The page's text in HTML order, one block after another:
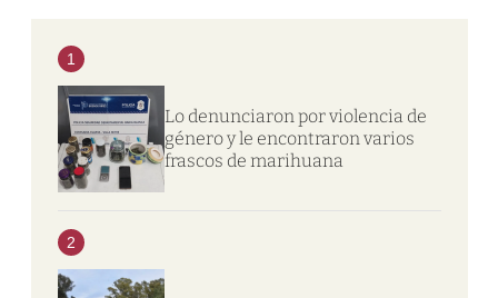
1
Lo denunciaron por violencia de
género y le encontraron varios
frascos de marihuana
2